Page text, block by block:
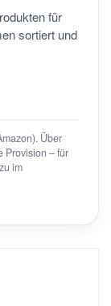
für
sortiert und
Über
Provision – für
im